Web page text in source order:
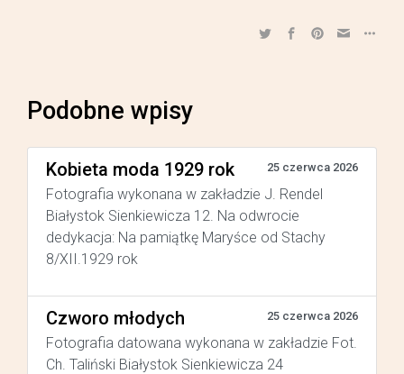
Podobne wpisy
Kobieta moda 1929 rok 25 czerwca 2026
Fotografia wykonana w zakładzie J. Rendel
Białystok Sienkiewicza 12. Na odwrocie
dedykacja: Na pamiątkę Maryśce od Stachy
8/XII.1929 rok
Czworo młodych 25 czerwca 2026
Fotografia datowana wykonana w zakładzie Fot.
Ch. Taliński Białystok Sienkiewicza 24